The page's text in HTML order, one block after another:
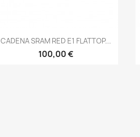
Vista rápida
CADENA SRAM RED E1 FLATTOP...
100,00 €